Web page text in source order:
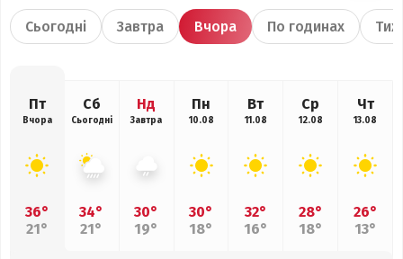
Сьогодні Завтра Вчора По годинах
Пт
Вчора
36°
21°
Сб
Сьогодні
34°
21°
Нд
Завтра
30°
19°
Пн
10.08
30°
18°
Вт
11.08
32°
16°
Ср
12.08
28°
18°
Чт
13.08
26°
13°